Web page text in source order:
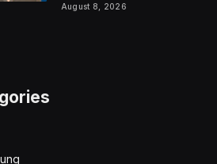
August 8, 2026